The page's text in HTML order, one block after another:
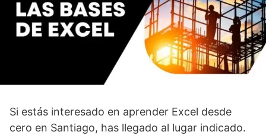
Si estás interesado en aprender Excel desde
cero en Santiago, has llegado al lugar indicado.